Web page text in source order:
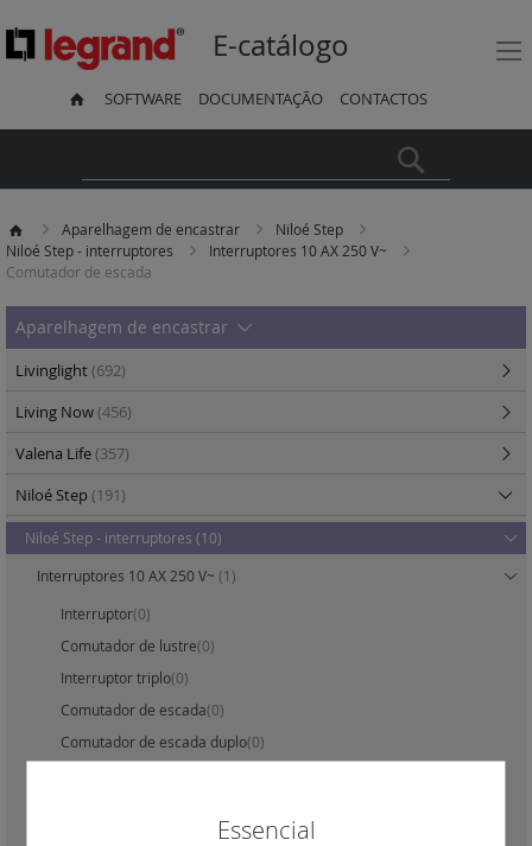
E-catálogo
SOFTWARE DOCUMENTAÇÃO CONTACTOS
Aparelhagem de encastrar
Niloé Step
Niloé Step - interruptores
Interruptores 10 AX 250 V~
Comutador de escada
Aparelhagem de encastrar
Livinglight(692)
Living Now(456)
Valena Life(357)
Niloé Step(191)
Niloé Step - interruptores (10)
Interruptores 10 AX 250 V~ (1)
Interruptor(0)
Comutador de lustre(0)
Interruptor triplo(0)
Comutador de escada(0)
Comutador de escada duplo(0)
Essencial